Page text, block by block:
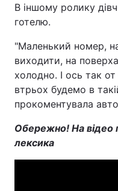
В іншому ролику
готелю.
"Маленький номер,
виходити, на
холодно. І ось так
втрьох будемо в
прокоментувала
Обережно! На відео
лексика